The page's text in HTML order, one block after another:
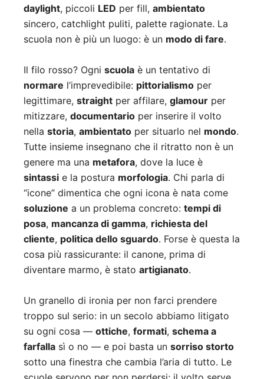
daylight, piccoli LED per fill, ambientato
sincero, catchlight puliti, palette ragionate. La
scuola non è più un luogo: è un modo di fare.
Il filo rosso? Ogni scuola è un tentativo di
normare l’imprevedibile: pittorialismo per
legittimare, straight per affilare, glamour per
mitizzare, documentario per inserire il volto
nella storia, ambientato per situarlo nel mondo.
Tutte insieme insegnano che il ritratto non è un
genere ma una metafora, dove la luce è
sintassi e la postura morfologia. Chi parla di
“icone” dimentica che ogni icona è nata come
soluzione a un problema concreto: tempi di
posa, mancanza di gamma, richiesta del
cliente, politica dello sguardo. Forse è questa la
cosa più rassicurante: il canone, prima di
diventare marmo, è stato artigianato.
Un granello di ironia per non farci prendere
troppo sul serio: in un secolo abbiamo litigato
su ogni cosa — ottiche, formati, schema a
farfalla sì o no — e poi basta un sorriso storto
sotto una finestra che cambia l’aria di tutto. Le